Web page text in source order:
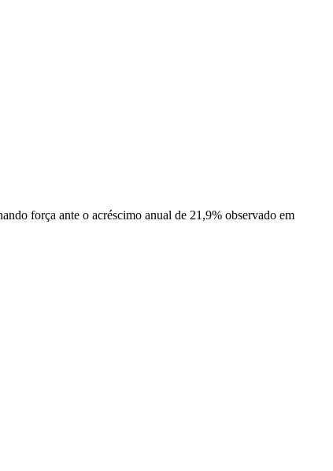
força ante o acréscimo anual de 21,9% observado em